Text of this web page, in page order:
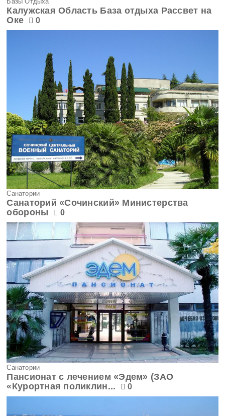
Чеченская Республика
Чувашская Республика
Чукотский АО
Эвенкийский округ
Ямало-Ненецкий АО
Ярославская область
Калужская Область База отдыха Рассвет на
Оке
0
Санатории
Санаторий «Сочинский» Министерства
обороны
0
Санатории
Пансионат с лечением «Эдем» (ЗАО
«Курортная поликлин...
0